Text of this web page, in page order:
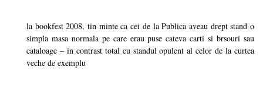
la bookfest 2008, tin minte ca cei de la Publica aveau drept stand o
simpla masa normala pe care erau puse cateva carti si brsouri sau
cataloage – in contrast total cu standul opulent al celor de la curtea
veche de exemplu